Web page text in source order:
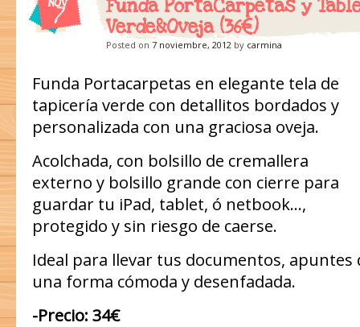
NOV
7
Funda PortaCarpetas y
Verde&Oveja (36€)
Posted on 7 noviembre, 2012 by carmina
Funda Portacarpetas en elegante tela de
tapicería verde con detallitos bordados y
personalizada con una graciosa oveja.
Acolchada, con bolsillo de cremallera
externo y bolsillo grande con cierre para
guardar tu iPad, tablet, ó netbook…,
protegido y sin riesgo de caerse.
Ideal para llevar tus documentos, apuntes
una forma cómoda y desenfadada.
-Precio: 34€